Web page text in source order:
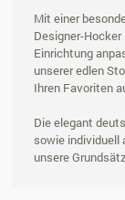
Mit einer
Designer-
Einrichtung
unserer edlen
Ihren Favoriten
Die elegant
sowie individuell
unsere